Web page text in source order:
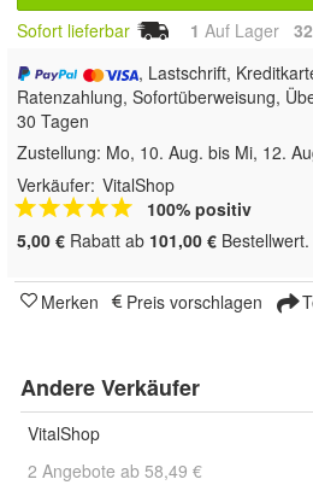
Sofort lieferbar 1 Auf Lager 32
, Lastschrift,
Ratenzahlung, Sofortüberweisung,
30 Tagen
Zustellung: Mo, 10. Aug. bis Mi, 12.
Verkäufer: VitalShop
100% positiv
5,00 € Rabatt ab 101,00 € Bestellwert.
Merken Preis vorschlagen
Andere Verkäufer
VitalShop
2 Angebote ab 58,49 €